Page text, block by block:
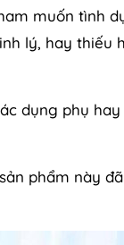
muốn tình
lý, hay thiếu
dụng phụ hay
phẩm này